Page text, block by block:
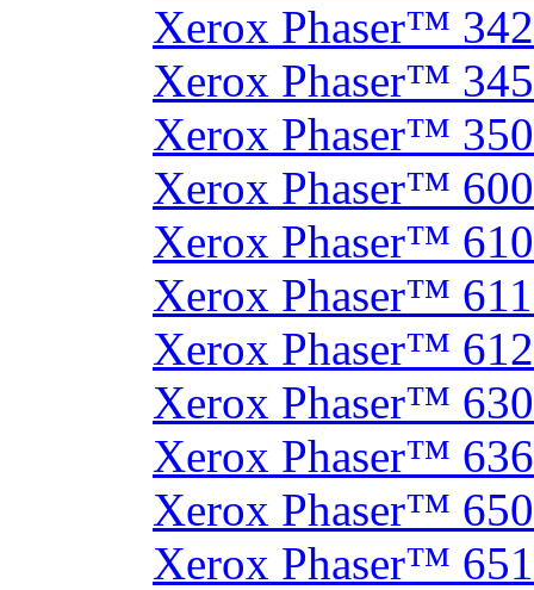
Xerox Phaser™
Xerox Phaser™
Xerox Phaser™
Xerox Phaser™
Xerox Phaser™
Xerox Phaser™
Xerox Phaser™
Xerox Phaser™
Xerox Phaser™
Xerox Phaser™
Xerox Phaser™